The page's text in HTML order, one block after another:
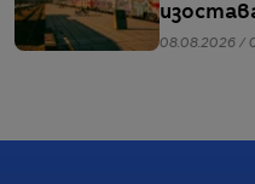
08.08.2026 /